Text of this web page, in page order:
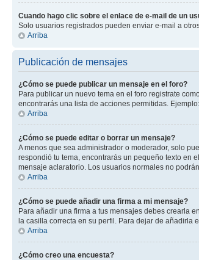
Cuando hago clic sobre el enlace de e-mail de un
Solo usuarios registrados pueden enviar e-mail a
Arriba
Publicación de mensajes
¿Cómo se puede publicar un mensaje en el foro?
Para publicar un nuevo tema en el foro registrate
encontrarás una lista de acciones permitidas.
Arriba
¿Cómo se puede editar o borrar un mensaje?
A menos que sea administrador o moderador, solo
respondió tu tema, encontrarás un pequeño texto en
mensaje aclaratorio. Los usuarios normales no
Arriba
¿Cómo se puede añadir una firma a mi mensaje?
Para añadir una firma a tus mensajes debes crearla
la casilla correcta en su perfil. Para dejar de
Arriba
¿Cómo creo una encuesta?